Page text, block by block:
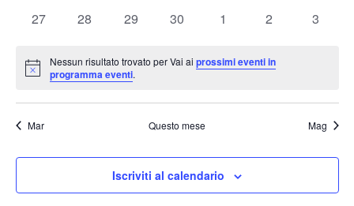
0
27
0
28
0
29
0
30
0
1
0
2
0
3
Notice
Nessun risultato trovato per Vai aiprossimi eventi in
programma eventi.
Mar Questo mese Mag
Iscriviti al calendario